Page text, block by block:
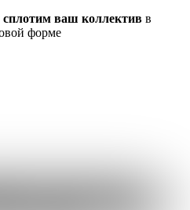
ваш коллектив в
форме